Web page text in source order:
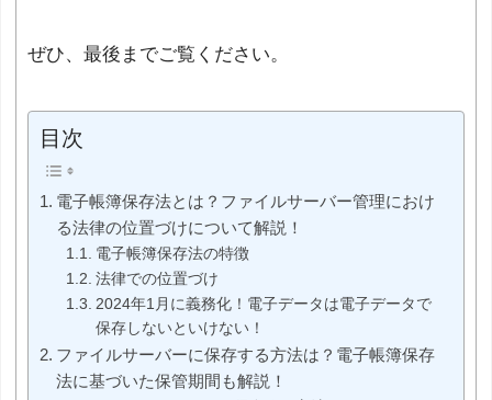
ぜひ、最後までご覧ください。
目次
電子帳簿保存法とは？ファイルサーバー管理におけ
る法律の位置づけについて解説！
電子帳簿保存法の特徴
法律での位置づけ
2024年1月に義務化！電子データは電子データで
保存しないといけない！
ファイルサーバーに保存する方法は？電子帳簿保存
法に基づいた保管期間も解説！